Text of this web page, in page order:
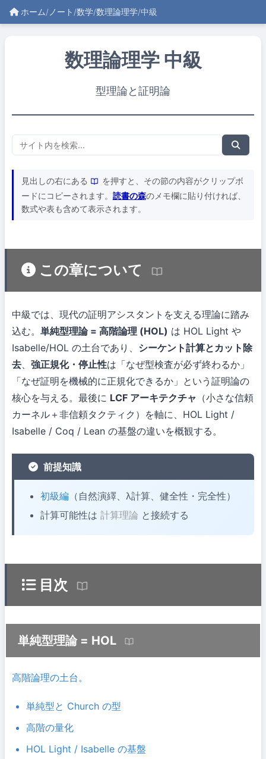
ホーム/ ノート /数学/数理論理学/中級
数理論理学 中級
型理論と証明論
見出しの右にある
を押すと、その節の内容がクリップボ
ードにコピーされます。 読書の森のメモ欄に貼り付ければ、
数式や表も含めて表示されます。
この章について
中級では、現代の証明アシスタントを支える理論に踏み
込む。 単純型理論 = 高階論理 (HOL) は HOL Light や
Isabelle/HOL の土台であり、 シーケント計算とカット除
去
強正規化・停止性は「なぜ型検査が必ず終わるか」
「なぜ証明を機械的に正規化できるか」という証明論の
核心を与える。最後に LCF アーキテクチャ （小さな信頼
カーネル＋非信頼タクティク）を軸に、HOL Light /
Isabelle / Coq / Lean の基盤の違いを概観する。
前提知識
初級編 （自然演繹、λ計算、健全性・完全性）
計算可能性は 計算理論 と接続する
目次
単純型理論 = HOL
高階論理の土台。
単純型と Church の型
高階の量化
HOL Light / Isabelle の基盤